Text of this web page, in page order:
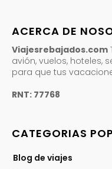
ACERCA DE
Viajesrebajados.com
avión, vuelos, hoteles,
para que tus
RNT: 77768
CATEGORIAS
Blog de viajes